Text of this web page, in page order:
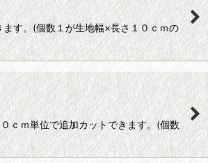
す。(個数１が生地幅×長さ１０ｃｍの
ｃｍ単位で追加カットできます。(個数